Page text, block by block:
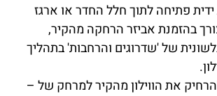
פתיחה לתוך חלל החדר או ארגז
בהזמנת אביזר הרחקה מהקיר,
של 'שדרוגים והרחבות' בתהליך
את הווילון מהקיר למרחק של –